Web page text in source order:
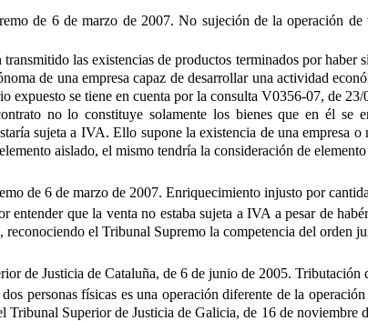
de 6 de marzo de 2007. No sujeción de la operación
las existencias de productos terminados por
de una empresa capaz de desarrollar una actividad
expuesto se tiene en cuenta por la consulta V0356-07, de
no lo constituye solamente los bienes que en él se
sujeta a IVA. Ello supone la existencia de una
aislado, el mismo tendría la consideración de
de 6 de marzo de 2007. Enriquecimiento injusto por
entender que la venta no estaba sujeta a IVA a pesar de
reconociendo el Tribunal Supremo la competencia del orden
de Justicia de Cataluña, de 6 de junio de 2005. Tributación
personas físicas es una operación diferente de la
Tribunal Superior de Justicia de Galicia, de 16 de